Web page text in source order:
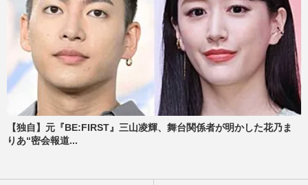
【独自】元『BE:FIRST』三山凌輝、舞台関係者が明かした花乃ま
りあ“密会報道...